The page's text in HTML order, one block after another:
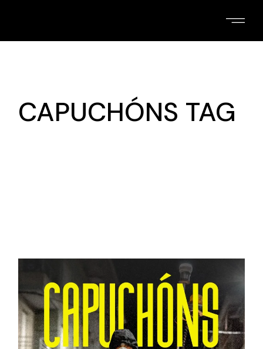
CAPUCHÓNS TAG